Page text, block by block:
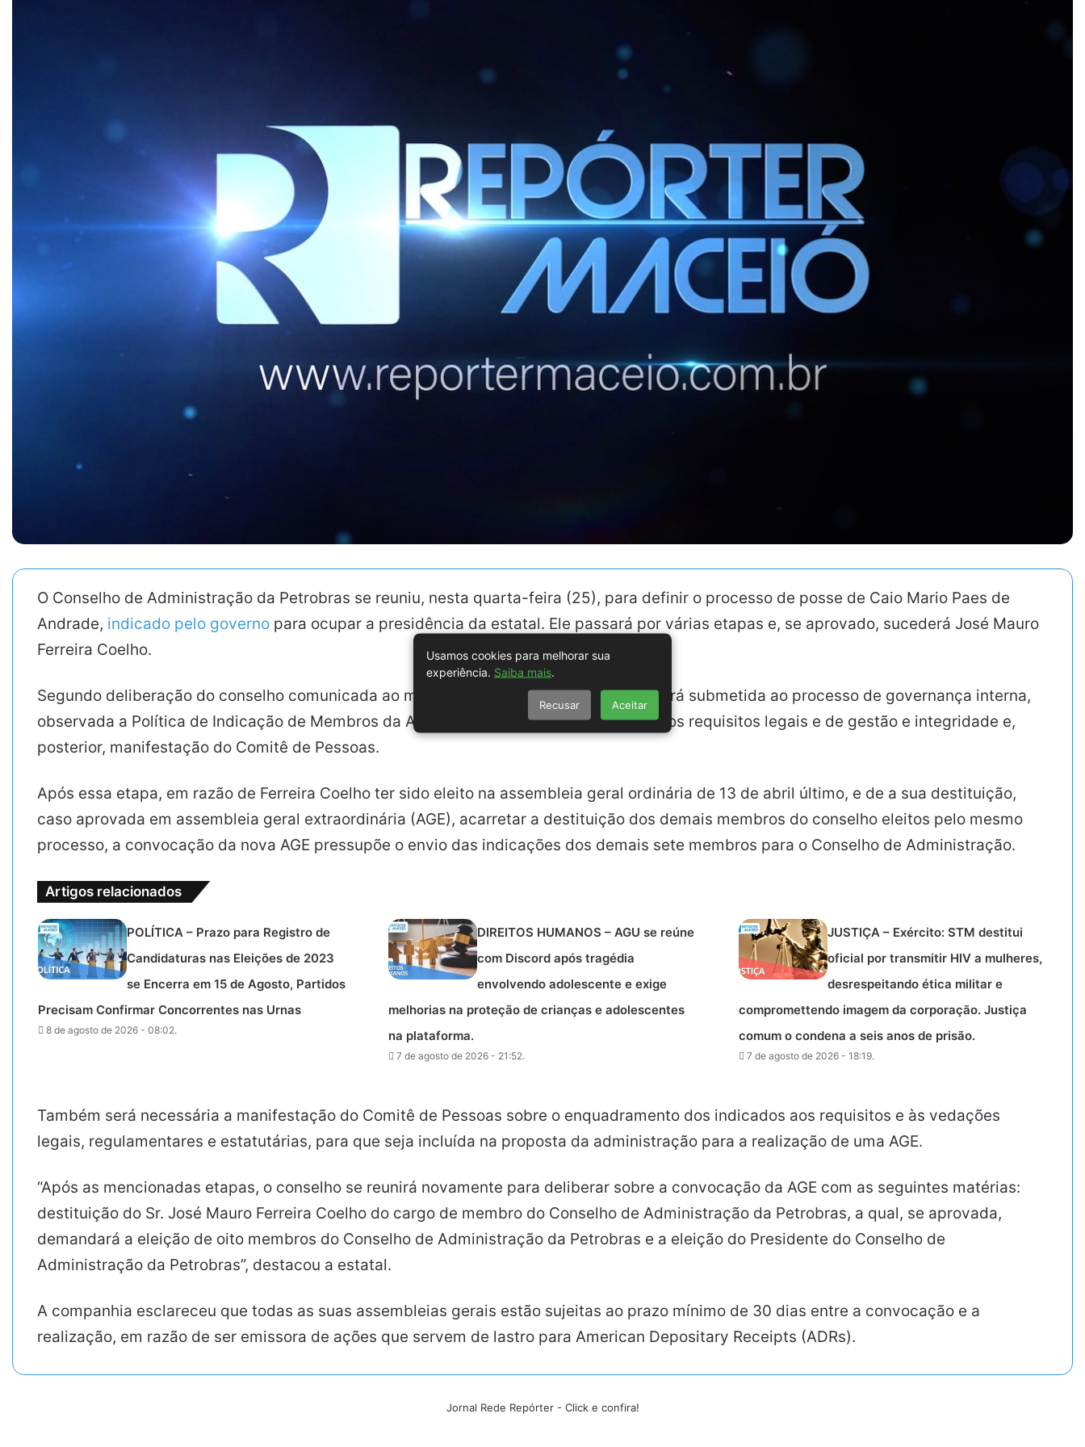
O Conselho de Administração da Petrobras se reuniu, nesta quarta-feira (25), para definir o processo de posse de Caio Mario Paes de
Andrade, indicado pelo governo para ocupar a presidência da estatal. Ele passará por várias etapas e, se aprovado, sucederá José Mauro
Ferreira Coelho.
Segundo deliberação do conselho comunicada ao mercado, a indicação de Andrade será submetida ao processo de governança interna,
observada a Política de Indicação de Membros da Alta Administração, para a análise dos requisitos legais e de gestão e integridade e,
posterior, manifestação do Comitê de Pessoas.
Após essa etapa, em razão de Ferreira Coelho ter sido eleito na assembleia geral ordinária de 13 de abril último, e de a sua destituição,
caso aprovada em assembleia geral extraordinária (AGE), acarretar a destituição dos demais membros do conselho eleitos pelo mesmo
processo, a convocação da nova AGE pressupõe o envio das indicações dos demais sete membros para o Conselho de Administração.
Artigos relacionados
POLÍTICA – Prazo para Registro de
Candidaturas nas Eleições de 2023
se Encerra em 15 de Agosto, Partidos
Precisam Confirmar Concorrentes nas Urnas
8 de agosto de 2026 - 08:02.
DIREITOS HUMANOS – AGU se reúne
com Discord após tragédia
envolvendo adolescente e exige
melhorias na proteção de crianças e adolescentes
na plataforma.
7 de agosto de 2026 - 21:52.
JUSTIÇA – Exército: STM destitui
oficial por transmitir HIV a mulheres,
desrespeitando ética militar e
compromettendo imagem da corporação. Justiça
comum o condena a seis anos de prisão.
7 de agosto de 2026 - 18:19.
Também será necessária a manifestação do Comitê de Pessoas sobre o enquadramento dos indicados aos requisitos e às vedações
legais, regulamentares e estatutárias, para que seja incluída na proposta da administração para a realização de uma AGE.
“Após as mencionadas etapas, o conselho se reunirá novamente para deliberar sobre a convocação da AGE com as seguintes matérias:
destituição do Sr. José Mauro Ferreira Coelho do cargo de membro do Conselho de Administração da Petrobras, a qual, se aprovada,
demandará a eleição de oito membros do Conselho de Administração da Petrobras e a eleição do Presidente do Conselho de
Administração da Petrobras”, destacou a estatal.
A companhia esclareceu que todas as suas assembleias gerais estão sujeitas ao prazo mínimo de 30 dias entre a convocação e a
realização, em razão de ser emissora de ações que servem de lastro para American Depositary Receipts (ADRs).
Jornal Rede Repórter - Click e confira!
Usamos cookies para melhorar sua
experiência. Saiba mais.
Recusar Aceitar